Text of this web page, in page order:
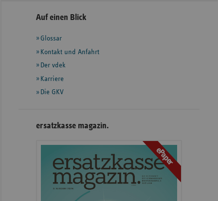
Seitennavigation
Seitenleiste
weiteren
Informationen
Auf einen Blick
Glossar
Kontakt und Anfahrt
Der vdek
Karriere
Die GKV
ersatzkasse magazin.
ePaper